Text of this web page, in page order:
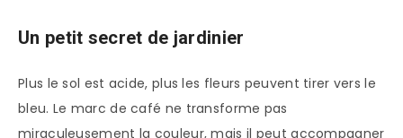
Un petit secret de jardinier
Plus le sol est acide, plus les fleurs peuvent tirer vers le
bleu. Le marc de café ne transforme pas
miraculeusement la couleur, mais il peut accompagner